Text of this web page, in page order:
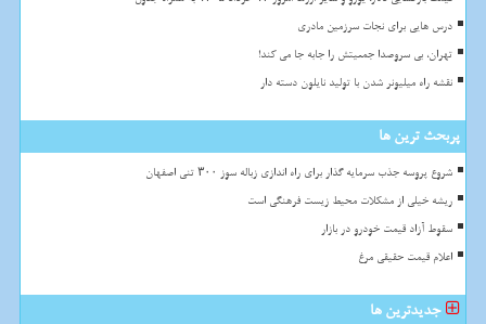
درس هایی برای نجات سرزمین مادری
تهران، بی سروصدا جمعیتش را جابه جا می کند!
نقشه راه میلیونر شدن با تولید نایلون دسته دار
پربحث ترین ها
شروع پروسه جذب سرمایه گذار برای راه اندازی زباله سوز ۳۰۰ تنی اصفهان
ریشه خیلی از مشکلات محیط زیست فرهنگی است
سقوط آزاد قیمت خودرو در بازار
اعلام قیمت حقیقی مرغ
جدیدترین ها